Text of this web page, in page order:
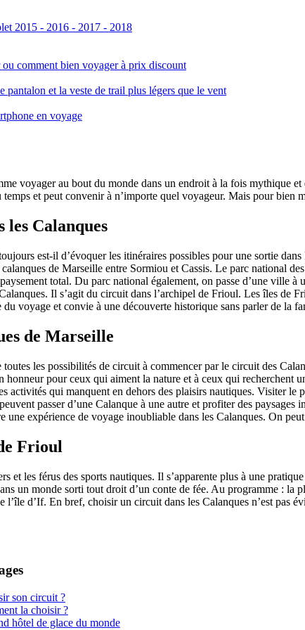
2015 - 2016 - 2017 - 2018
comment bien voyager à prix discount
et la veste de trail plus légers que le vent
en voyage
voyager au bout du monde dans un endroit à la fois mythique
et peut convenir à n’importe quel voyageur. Mais pour bien
Calanques
est-il d’évoquer les itinéraires possibles pour une sortie dans
de Marseille entre Sormiou et Cassis. Le parc national
total. Du parc national également, on passe d’une
Il s’agit du circuit dans l’archipel de Frioul. Les îles de
voyage et convie à une découverte historique sans parler de la
de Marseille
les possibilités de circuit à commencer par le circuit des
pour ceux qui aiment la nature et à ceux qui recherchent
activités qui manquent en dehors des plaisirs nautiques. Visiter
passer d’une Calanque à une autre et profiter des
une expérience de voyage inoubliable dans les Calanques. On
Frioul
et les férus des sports nautiques. Il s’apparente plus à une
un monde sorti tout droit d’un conte de fée. Au programme :
l’île d’If. En bref, choisir un circuit dans les Calanques n’est pas
son circuit ?
la choisir ?
hôtel de glace du monde